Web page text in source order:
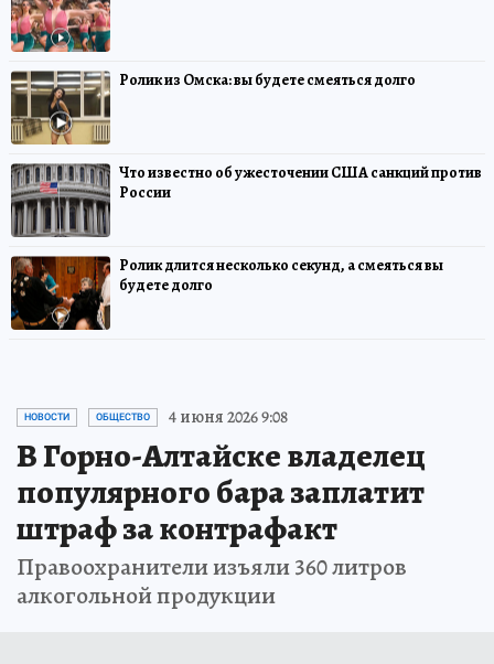
Ролик из Омска: вы будете смеяться долго
Что известно об ужесточении США санкций против
России
Ролик длится несколько секунд, а смеяться вы
будете долго
НОВОСТИ ОБЩЕСТВО 4 июня 2026 9:08
В Горно-Алтайске владелец
популярного бара заплатит
штраф за контрафакт
Правоохранители изъяли 360 литров
алкогольной продукции